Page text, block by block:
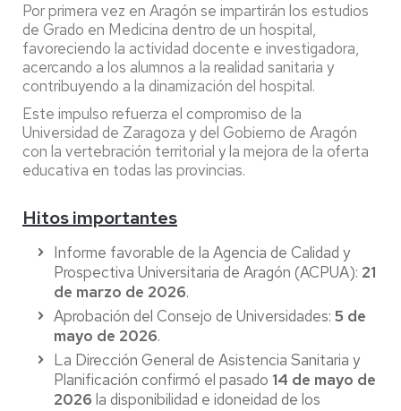
Por primera vez en Aragón se impartirán los estudios
de Grado en Medicina dentro de un hospital,
favoreciendo la actividad docente e investigadora,
acercando a los alumnos a la realidad sanitaria y
contribuyendo a la dinamización del hospital.
Este impulso refuerza el compromiso de la
Universidad de Zaragoza y del Gobierno de Aragón
con la vertebración territorial y la mejora de la oferta
educativa en todas las provincias.
Hitos importantes
Informe favorable de la Agencia de Calidad y
Prospectiva Universitaria de Aragón (ACPUA): 21
de marzo de 2026.
Aprobación del Consejo de Universidades: 5 de
mayo de 2026.
La Dirección General de Asistencia Sanitaria y
Planificación confirmó el pasado 14 de mayo de
2026 la disponibilidad e idoneidad de los